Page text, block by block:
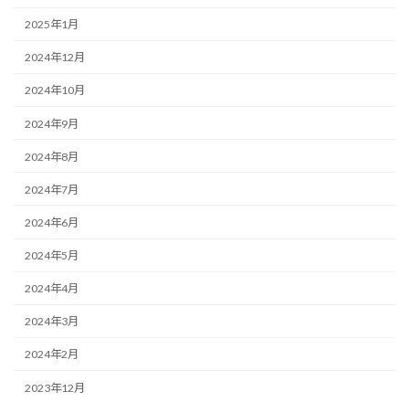
2025年1月
2024年12月
2024年10月
2024年9月
2024年8月
2024年7月
2024年6月
2024年5月
2024年4月
2024年3月
2024年2月
2023年12月